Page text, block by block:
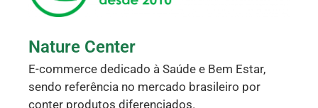
Nature Center
E-commerce dedicado à Saúde e Bem Estar,
sendo referência no mercado brasileiro por
conter produtos diferenciados.